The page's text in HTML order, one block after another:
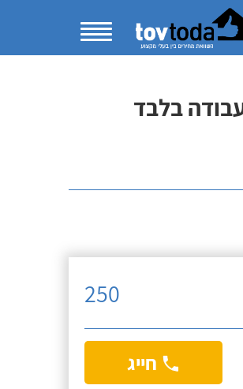
בלבד
250
חייג